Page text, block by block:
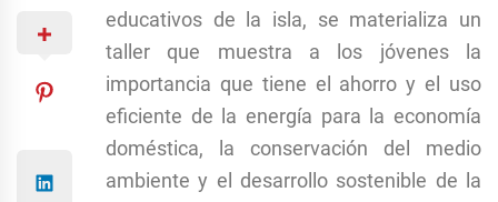
educativos de la isla, se materializa un
taller que muestra a los jóvenes la
importancia que tiene el ahorro y el uso
eficiente de la energía para la economía
doméstica, la conservación del medio
ambiente y el desarrollo sostenible de la